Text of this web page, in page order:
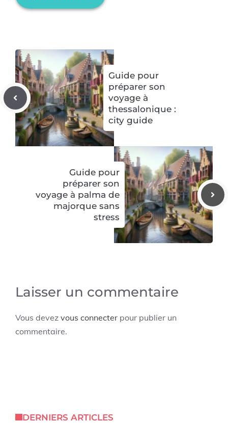
Guide pour
préparer son
voyage à
thessalonique :
city guide
Guide pour
préparer son
voyage à palma de
majorque sans
stress
Laisser un commentaire
Vous devez vous connecter pour publier un
commentaire.
DERNIERS ARTICLES